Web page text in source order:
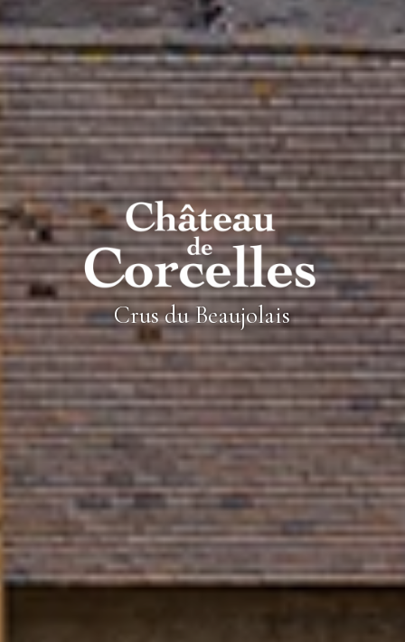
Crus du Beaujolais